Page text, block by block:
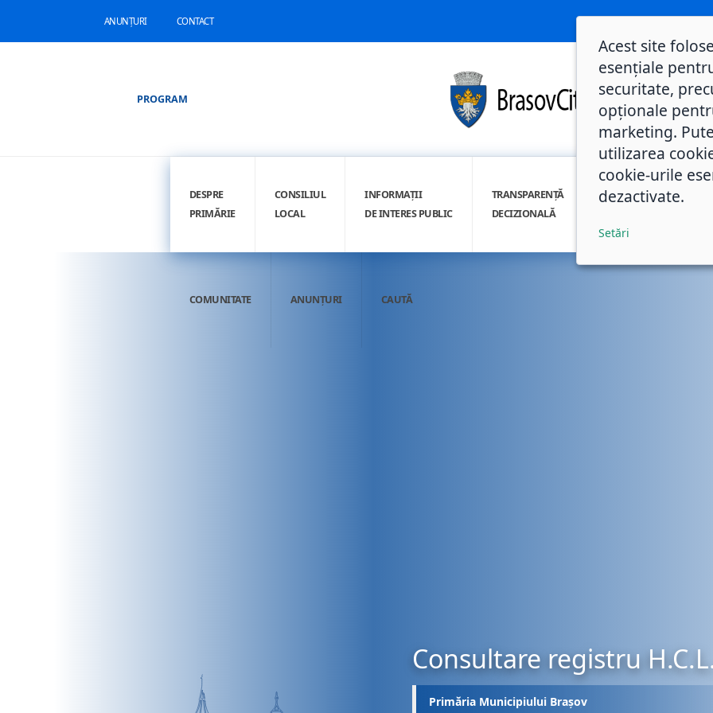
ANUNȚURI CONTACT
PROGRAM
DESPRE
PRIMĂRIE
CONSILIUL
LOCAL
INFORMAȚII
DE INTERES PUBLIC
TRANSPARENȚĂ
DECIZIONALĂ
INTEGRITATE
COMUNITATE ANUNȚURI CAUTĂ
Consultare registru
Primăria Municipiului Brașov
Acest site
esențiale
securitate,
opționale
marketing.
utilizarea
cookie-urile
dezactivate.
Setări